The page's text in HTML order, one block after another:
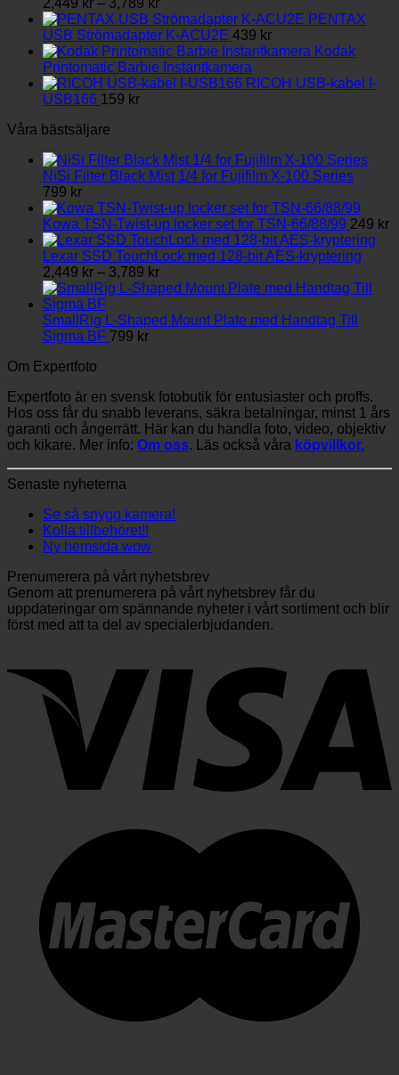
väljas
produktsidan
2,449 kr
till
3,789 kr
PENTAX
USB Strömadapter K-ACU2E 439 kr
Kodak
Printomatic Barbie Instantkamera
RICOH USB-kabel I-
USB166 159 kr
Våra bästsäljare
NiSi Filter Black Mist 1/4 for Fujifilm X-100 Series
799 kr
Kowa TSN-Twist-up locker set for TSN-66/88/99 249 kr
Lexar SSD TouchLock med 128-bit AES-kryptering
2,449 kr – 3,789 krPrisintervall:
2,449 kr
3,789 kr
SmallRig L-Shaped Mount Plate med Handtag Till
Sigma BF 799 kr
Om Expertfoto
Expertfoto är en svensk fotobutik för entusiaster och proffs.
Hos oss får du snabb leverans, säkra betalningar, minst 1 års
garanti och ångerrätt. Här kan du handla foto, video, objektiv
och kikare. Mer info: Om oss. Läs också våra köpvillkor.
Senaste nyheterna
Se så snygg kamera!
Kolla tillbehöret!!
Ny hemsida wow
Prenumerera på vårt nyhetsbrev
Genom att prenumerera på vårt nyhetsbrev får du
uppdateringar om spännande nyheter i vårt sortiment och blir
först med att ta del av specialerbjudanden.